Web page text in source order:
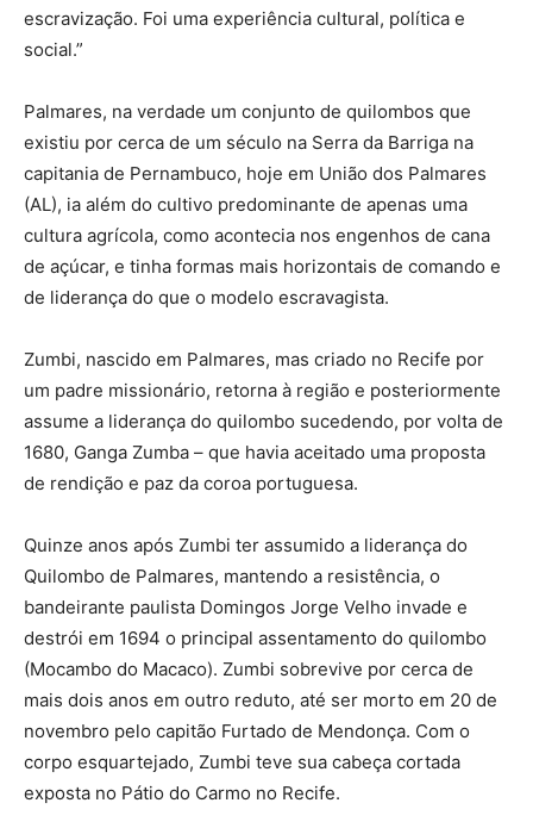
escravização. Foi uma experiência cultural, política e
social.”
Palmares, na verdade um conjunto de quilombos que
existiu por cerca de um século na Serra da Barriga na
capitania de Pernambuco, hoje em União dos Palmares
(AL), ia além do cultivo predominante de apenas uma
cultura agrícola, como acontecia nos engenhos de cana
de açúcar, e tinha formas mais horizontais de comando e
de liderança do que o modelo escravagista.
Zumbi, nascido em Palmares, mas criado no Recife por
um padre missionário, retorna à região e posteriormente
assume a liderança do quilombo sucedendo, por volta de
1680, Ganga Zumba – que havia aceitado uma proposta
de rendição e paz da coroa portuguesa.
Quinze anos após Zumbi ter assumido a liderança do
Quilombo de Palmares, mantendo a resistência, o
bandeirante paulista Domingos Jorge Velho invade e
destrói em 1694 o principal assentamento do quilombo
(Mocambo do Macaco). Zumbi sobrevive por cerca de
mais dois anos em outro reduto, até ser morto em 20 de
novembro pelo capitão Furtado de Mendonça. Com o
corpo esquartejado, Zumbi teve sua cabeça cortada
exposta no Pátio do Carmo no Recife.